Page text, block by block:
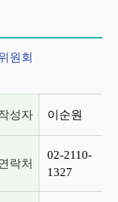
원회
성자 이순원
락처
02-2110-
1327